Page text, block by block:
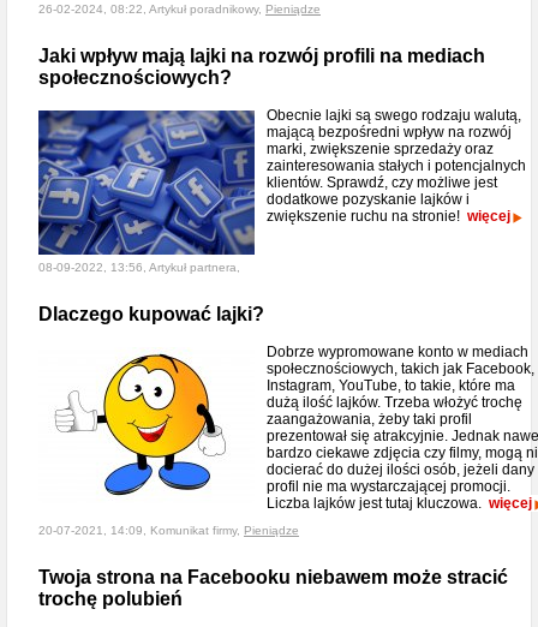
26-02-2024, 08:22, Artykuł poradnikowy, Pieniądze
Jaki wpływ mają lajki na rozwój profili na mediach
społecznościowych?
Obecnie lajki są swego rodzaju walutą,
mającą bezpośredni wpływ na rozwój
marki, zwiększenie sprzedaży oraz
zainteresowania stałych i potencjalnych
klientów. Sprawdź, czy możliwe jest
dodatkowe pozyskanie lajków i
zwiększenie ruchu na stronie! więcej
08-09-2022, 13:56, Artykuł partnera,
Dlaczego kupować lajki?
Dobrze wypromowane konto w mediach
społecznościowych, takich jak Facebook,
Instagram, YouTube, to takie, które ma
dużą ilość lajków. Trzeba włożyć trochę
zaangażowania, żeby taki profil
prezentował się atrakcyjnie. Jednak
bardzo ciekawe zdjęcia czy filmy, mogą
docierać do dużej ilości osób, jeżeli dany
profil nie ma wystarczającej promocji.
Liczba lajków jest tutaj kluczowa. więcej
20-07-2021, 14:09, Komunikat firmy, Pieniądze
Twoja strona na Facebooku niebawem może stracić
trochę polubień